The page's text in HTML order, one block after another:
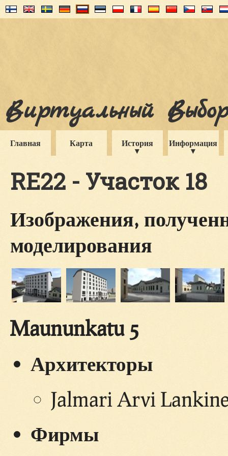
Виртуальный
Главная Карта История Информация
RE22 - Участок 18
Изображения,
моделирования
Maununkatu 5
Архитекторы
Jalmari Arvi
Фирмы